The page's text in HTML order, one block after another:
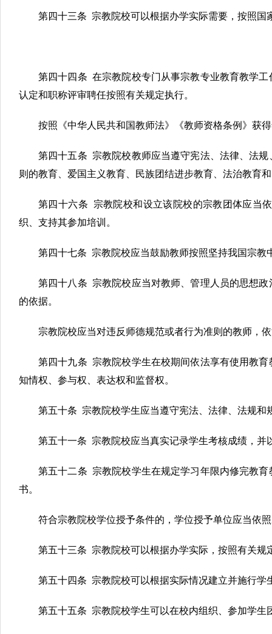
第四十三条 宗教院校可以根据办学实际需要，按照
第四十四条 在宗教院校专门从事宗教专业教育教学
认定和职称评审聘任按照有关规定执行。
按照《中华人民共和国教师法》《教师资格条例》获
第四十五条 宗教院校教师应当遵守宪法、法律、法
则的教育、爱国主义教育、民族团结进步教育、法治教育
第四十六条 宗教院校和设立该院校的宗教团体应当
织、支持其参加培训。
第四十七条 宗教院校应当鼓励教师按照坚持我国宗
第四十八条 宗教院校应当对教师、管理人员的思想
的依据。
宗教院校应当对违反师德规范或者行为准则的教师
第四十九条 宗教院校学生在校期间依法享有使用教
知情权、参与权、表达权和监督权。
第五十条 宗教院校学生应当遵守宪法、法律、法规
第五十一条 宗教院校应当真实记录学生考核成绩，
第五十二条 宗教院校学生在规定学习年限内修完教
书。
符合宗教院校学位授予条件的，学位授予单位应当依
第五十三条 宗教院校可以根据办学实际，按照有关
第五十四条 宗教院校可以根据实际情况建立并施行学
第五十五条 宗教院校学生可以在校内组织、参加学生